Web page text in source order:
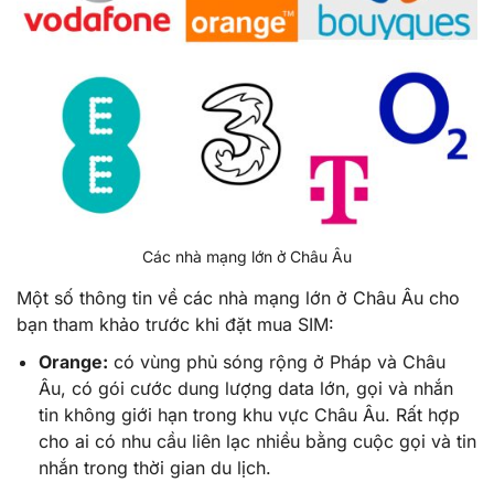
Các nhà mạng lớn ở Châu Âu
Một số thông tin về các nhà mạng lớn ở Châu Âu cho
bạn tham khảo trước khi đặt mua SIM:
Orange: có vùng phủ sóng rộng ở Pháp và Châu
Âu, có gói cước dung lượng data lớn, gọi và nhắn
tin không giới hạn trong khu vực Châu Âu. Rất hợp
cho ai có nhu cầu liên lạc nhiều bằng cuộc gọi và tin
nhắn trong thời gian du lịch.